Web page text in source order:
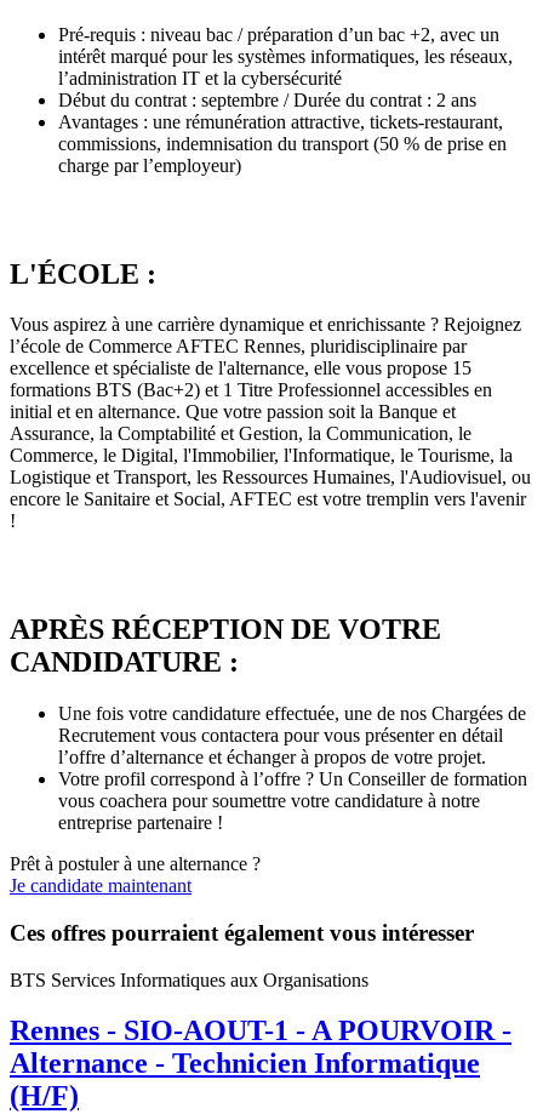
Pré-requis : niveau bac / préparation d’un bac +2, avec un
intérêt marqué pour les systèmes informatiques, les réseaux,
l’administration IT et la cybersécurité
Début du contrat : septembre / Durée du contrat : 2 ans
Avantages : une rémunération attractive, tickets-restaurant,
commissions, indemnisation du transport (50 % de prise en
charge par l’employeur)
L'ÉCOLE :
Vous aspirez à une carrière dynamique et enrichissante ? Rejoignez
l’école de Commerce AFTEC Rennes, pluridisciplinaire par
excellence et spécialiste de l'alternance, elle vous propose 15
formations BTS (Bac+2) et 1 Titre Professionnel accessibles en
initial et en alternance. Que votre passion soit la Banque et
Assurance, la Comptabilité et Gestion, la Communication, le
Commerce, le Digital, l'Immobilier, l'Informatique, le Tourisme, la
Logistique et Transport, les Ressources Humaines, l'Audiovisuel, ou
encore le Sanitaire et Social, AFTEC est votre tremplin vers l'avenir
!
APRÈS RÉCEPTION DE VOTRE
CANDIDATURE :
Une fois votre candidature effectuée, une de nos Chargées de
Recrutement vous contactera pour vous présenter en détail
l’offre d’alternance et échanger à propos de votre projet.
Votre profil correspond à l’offre ? Un Conseiller de formation
vous coachera pour soumettre votre candidature à notre
entreprise partenaire !
Prêt à postuler à une alternance ?
Je candidate maintenant
Ces offres pourraient également vous intéresser
BTS Services Informatiques aux Organisations
Rennes - SIO-AOUT-1 - A POURVOIR -
Alternance - Technicien Informatique
(H/F)